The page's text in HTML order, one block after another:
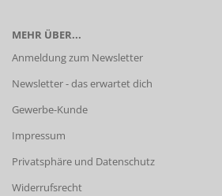
MEHR ÜBER...
Anmeldung zum Newsletter
Newsletter - das erwartet dich
Gewerbe-Kunde
Impressum
Privatsphäre und Datenschutz
Widerrufsrecht